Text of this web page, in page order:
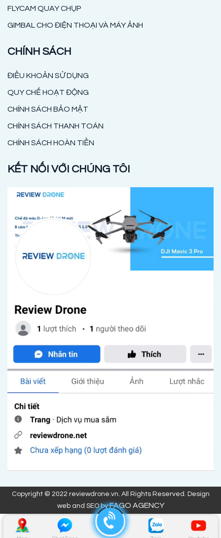
FLYCAM QUAY CHỤP
GIMBAL CHO ĐIỆN THOẠI VÀ MÁY ẢNH
CHÍNH SÁCH
ĐIỀU KHOẢN SỬ DỤNG
QUY CHẾ HOẠT ĐỘNG
CHÍNH SÁCH BẢO MẬT
CHÍNH SÁCH THANH TOÁN
CHÍNH SÁCH HOÀN TIỀN
KẾT NỐI VỚI CHÚNG TÔI
Copyright © 2022 reviewdrone.vn. All Rights Reserved. Design
web and SEO byFAGO AGENCY